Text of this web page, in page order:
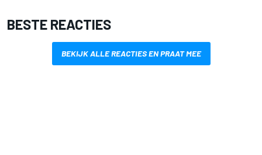
BESTE REACTIES
BEKIJK ALLE REACTIES EN PRAAT MEE